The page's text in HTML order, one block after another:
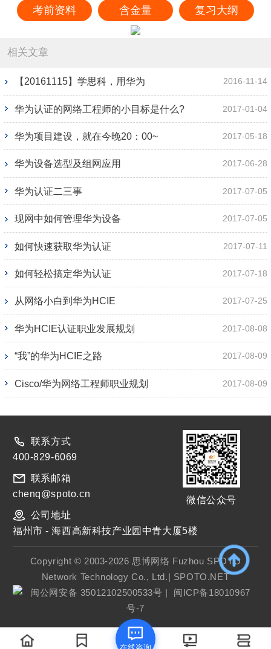
考前资料 含金量 复习大纲
相关文章
【20161115】学思科，用华为 2016-11-14
华为认证的网络工程师的小目标是什么? 2017-01-04
华为项目建设，就在今晚20：00~ 2017-05-18
华为设备选型及组网应用 2017-06-28
华为认证二三事 2017-07-05
现网中如何管理华为设备 2017-07-05
如何快速获取华为认证 2017-07-11
如何轻松搞定华为认证 2017-07-18
从网络小白到华为HCIE 2017-07-25
华为HCIE认证职业发展规划 2017-08-08
“我”的华为HCIE之路 2017-08-09
Cisco/华为网络工程师职业规划 2017-08-09
联系方式
400-829-6069
联系邮箱
chenq@spoto.cn
公司地址
微信公众号
福州市 - 海西高新科技产业园中青大厦5楼
Copyright © 2003-2026 思博网络 Fuzhou SPOTO
Network Technology Co., Ltd.| SPOTO.NET
闽公网安备 35012102500533号 | 闽ICP备18010967
号-7